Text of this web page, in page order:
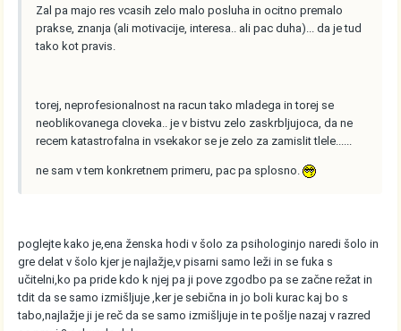
Zal pa majo res vcasih zelo malo posluha in ocitno premalo
prakse, znanja (ali motivacije, interesa.. ali pac duha)... da je tud
tako kot pravis.
torej, neprofesionalnost na racun tako mladega in torej se
neoblikovanega cloveka.. je v bistvu zelo zaskrbljujoca, da ne
recem katastrofalna in vsekakor se je zelo za zamislit tlele......
ne sam v tem konkretnem primeru, pac pa splosno.
poglejte kako je,ena ženska hodi v šolo za psihologinjo naredi šolo in
gre delat v šolo kjer je najlažje,v pisarni samo leži in se fuka s
učitelni,ko pa pride kdo k njej pa ji pove zgodbo pa se začne režat in
tdit da se samo izmišljuje ,ker je sebična in jo boli kurac kaj bo s
tabo,najlažje ji je reč da se samo izmišljuje in te pošlje nazaj v razred